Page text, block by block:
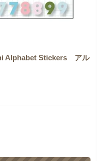
Alphabet Stickers アル